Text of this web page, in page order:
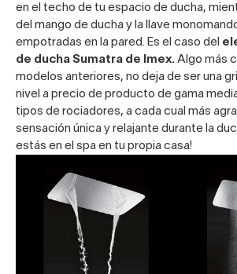
en el techo de tu espacio de ducha,
del mango de ducha y la llave
empotradas en la pared. Es el caso del
de ducha Sumatra de Imex. Algo más
modelos anteriores, no deja de ser una
nivel a precio de producto de gama
tipos de rociadores, a cada cual más
sensación única y relajante durante la
estás en el spa en tu propia casa!